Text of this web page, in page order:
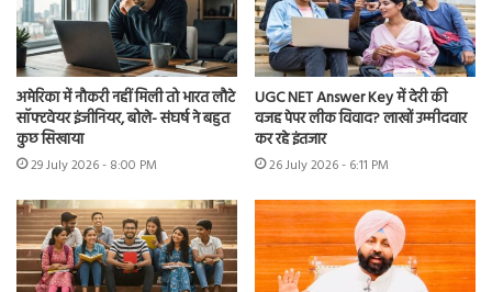
अमेरिका में नौकरी नहीं मिली तो भारत लौटे
सॉफ्टवेयर इंजीनियर, बोले- संघर्ष ने बहुत
कुछ सिखाया
29 July 2026 - 8:00 PM
UGC NET Answer Key में देरी की
वजह पेपर लीक विवाद? लाखों उम्मीदवार
कर रहे इंतजार
26 July 2026 - 6:11 PM